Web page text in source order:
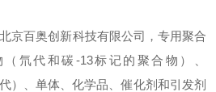
百奥创新科技有限公司，专用聚合
氘代和碳-13标记的聚合物）、
）、单体、化学品、催化剂和引发剂